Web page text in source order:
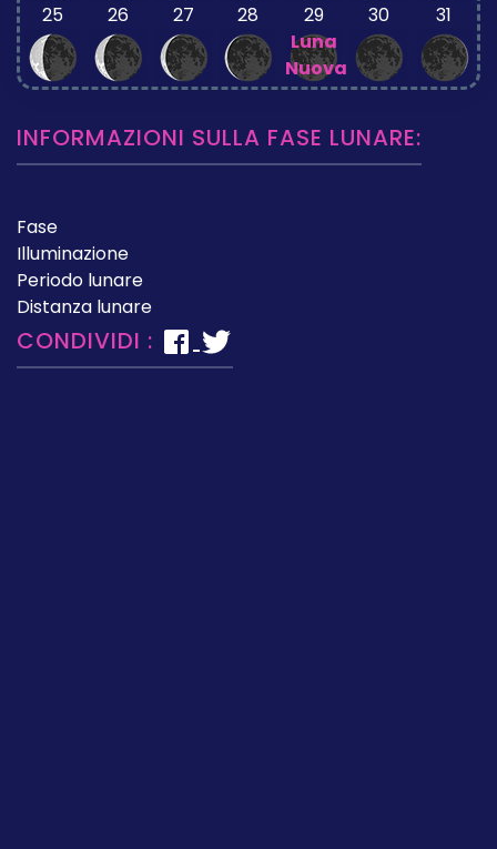
25 26 27 28
29
Luna
Nuova
30 31
INFORMAZIONI SULLA FASE LUNARE:
Fase
Illuminazione
Periodo lunare
Distanza lunare
CONDIVIDI :